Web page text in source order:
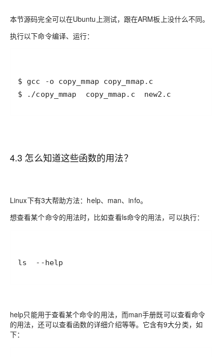
本节源码完全可以在Ubuntu上测试，跟在ARM板上没什么不同。
执行以下命令编译、运行：
$ ./copy_mmap  copy_mmap.c  new2.c
4.3 怎么知道这些函数的用法？
Linux下有3大帮助方法：help、man、info。
想查看某个命令的用法时，比如查看ls命令的用法，可以执行：
ls  --help
help只能用于查看某个命令的用法，而man手册既可以查看命令
的用法，还可以查看函数的详细介绍等等。它含有9大分类，如
下：